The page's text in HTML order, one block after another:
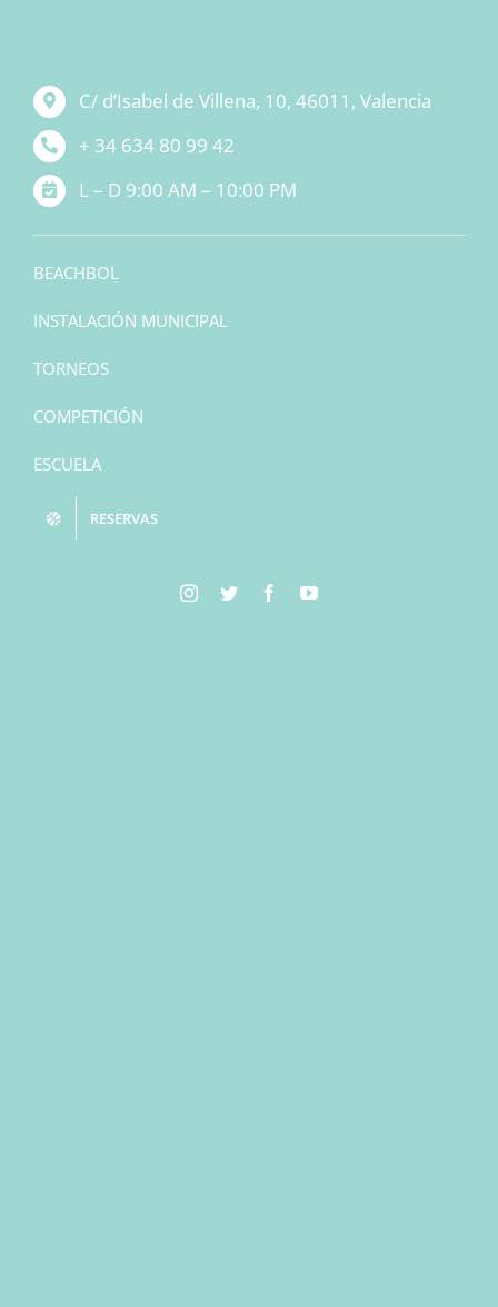
C/ d’Isabel de Villena, 10, 46011, Valencia
+ 34 634 80 99 42
L – D 9:00 AM – 10:00 PM
BEACHBOL
INSTALACIÓN MUNICIPAL
TORNEOS
COMPETICIÓN
ESCUELA
RESERVAS